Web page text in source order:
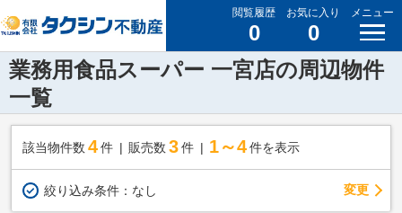
閲覧履歴
0
お気に入り
0
メニュー
業務用食品スーパー 一宮店の周辺物件
一覧
該当物件数 4件 販売数 3 件 1～4 件を表示
絞り込み条件： なし 変更